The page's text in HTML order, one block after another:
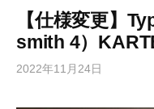
【仕様変更】
smith 4）
2022年11月24日